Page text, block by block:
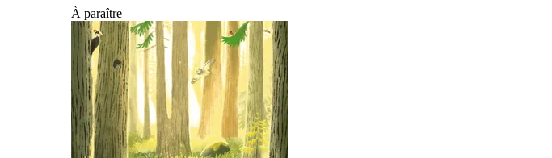
À paraître